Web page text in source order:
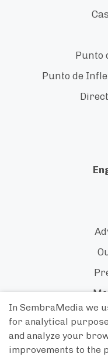
Punto
Punto de
Políticas de Privacidad y
In SembraMedia we
for analytical
and analyze your
improvements to the